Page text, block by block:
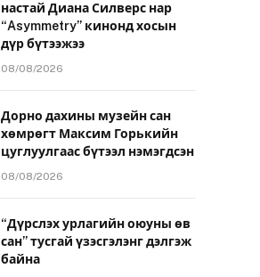
настай Диана Силверс нар
“Asymmetry” кинонд хосын
дүр бүтээжээ
08/08/2026
Дорно дахины музейн сан
хөмрөгт Максим Горькийн
цуглуулгаас бүтээл нэмэгдсэн
08/08/2026
“Дүрслэх урлагийн оюуны өв
сан” тусгай үзэсгэлэнг дэлгэж
байна